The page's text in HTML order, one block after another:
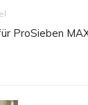
ProSieben